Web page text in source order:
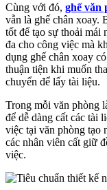
Cùng với đó, ghế văn
vẫn là ghế chân xoay.
tốt để tạo sự thoải mái
đa cho công việc mà
dụng ghế chân xoay
thuận tiện khi muốn
chuyển để lấy tài liệu.
Trong mỗi văn phòng
để dễ dàng cất các tài
việc tại văn phòng tạo
các nhân viên cất giữ
việc.